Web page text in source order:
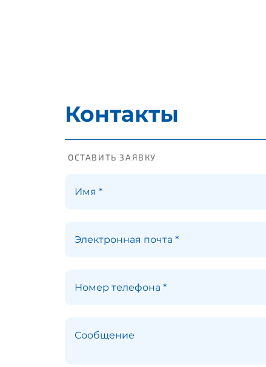
Контакты
ОСТАВИТЬ ЗАЯВКУ